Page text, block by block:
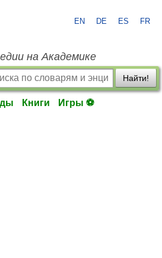
EN DE ES FR
на Академике
Найти!
Книги Игры ⚽